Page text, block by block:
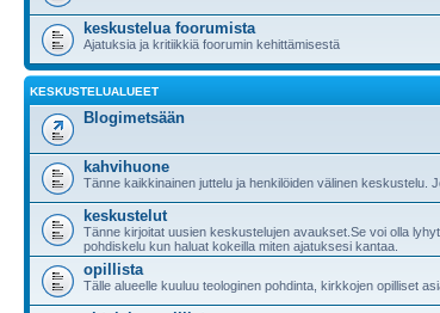
keskustelua foorumista
Ajatuksia ja kritiikkiä foorumin kehittämisestä
KESKUSTELUALUEET
Blogimetsään
kahvihuone
Tänne kaikkinainen juttelu ja henkilöiden välinen keskustelu.
keskustelut
Tänne kirjoitat uusien keskustelujen avaukset.Se voi olla
pohdiskelu kun haluat kokeilla miten ajatuksesi kantaa.
opillista
Tälle alueelle kuuluu teologinen pohdinta, kirkkojen opilliset